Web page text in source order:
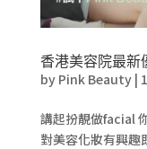
香港美容院最新
by Pink Beauty|
講起扮靚做facial
對美容化妝有興